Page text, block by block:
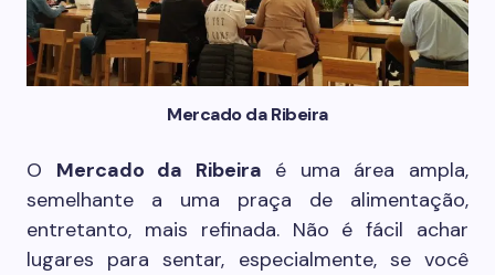
Mercado da Ribeira
O Mercado da Ribeira é uma área ampla,
semelhante a uma praça de alimentação,
entretanto, mais refinada. Não é fácil achar
lugares para sentar, especialmente, se você